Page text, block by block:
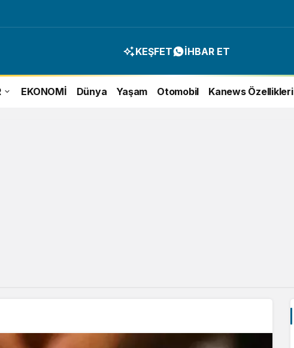
KEŞFET İHBAR ET
EKONOMİ Dünya Yaşam Otomobil Kanews Özellikleri